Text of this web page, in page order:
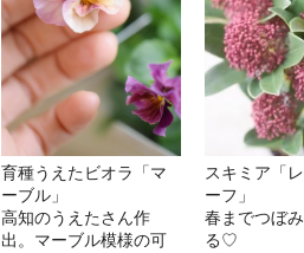
育種うえたビオラ「マ
ーブル」
高知のうえたさん作
出。マーブル模様の可
スキミア「
ーフ」
春までつぼ
る♡